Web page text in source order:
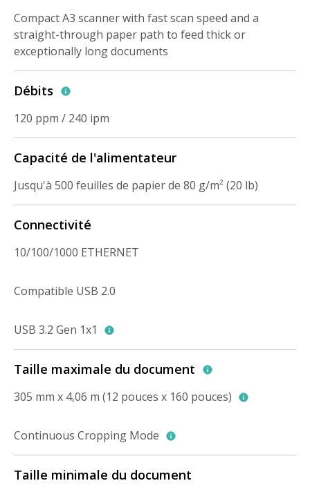
Compact A3 scanner with fast scan speed and a
straight-through paper path to feed thick or
exceptionally long documents
Débits
120 ppm / 240 ipm
Capacité de l'alimentateur
Jusqu'à 500 feuilles de papier de 80 g/m² (20 lb)
Connectivité
10/100/1000 ETHERNET
Compatible USB 2.0
USB 3.2 Gen 1x1
Taille maximale du document
305 mm x 4,06 m (12 pouces x 160 pouces)
Continuous Cropping Mode
Taille minimale du document